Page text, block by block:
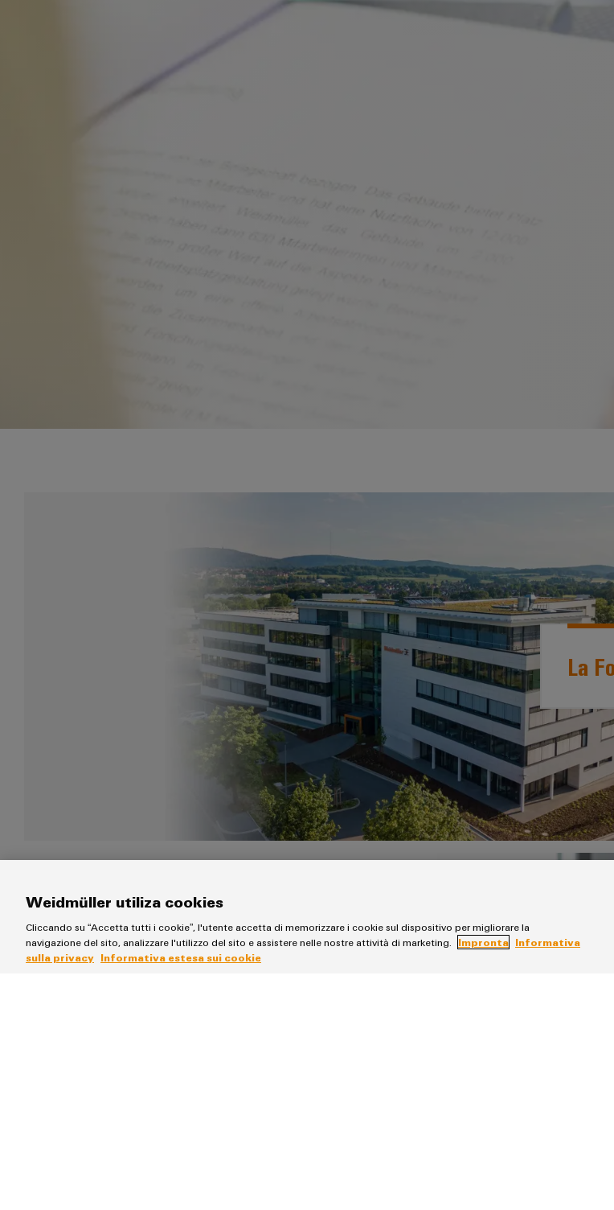
*La Fondazione Joachim Herz investe in Weidmüller* La
Weidmüller utiliza cookies
Cliccando su “Accetta tutti i cookie”, l'utente accetta di memorizzare i cookie sul dispositivo per migliorare la
navigazione del sito, analizzare l'utilizzo del sito e assistere nelle nostre attività di marketing.
Impronta Informativa
sulla privacy Informativa estesa sui cookie